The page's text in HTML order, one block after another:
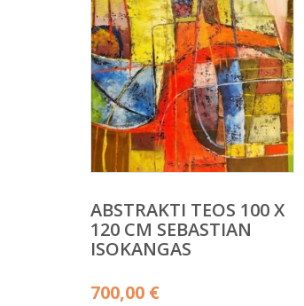
ABSTRAKTI TEOS 100 X
120 CM SEBASTIAN
ISOKANGAS
700,00 €